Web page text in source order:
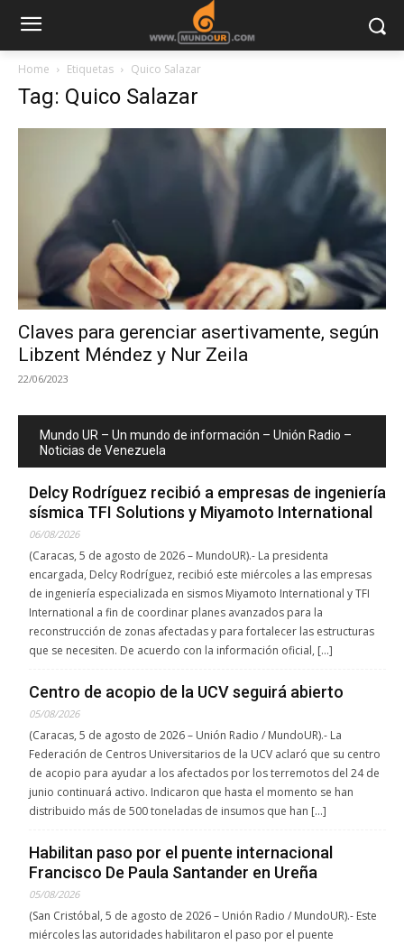
Home Etiquetas Quico Salazar
Tag: Quico Salazar
Claves para gerenciar asertivamente, según
Libzent Méndez y Nur Zeila
22/06/2023
Mundo UR – Un mundo de información – Unión Radio –
Noticias de Venezuela
Delcy Rodríguez recibió a empresas de ingeniería
sísmica TFI Solutions y Miyamoto International
06/08/2026
(Caracas, 5 de agosto de 2026 – MundoUR).- La presidenta
encargada, Delcy Rodríguez, recibió este miércoles a las empresas
de ingeniería especializada en sismos Miyamoto International y TFI
International a fin de coordinar planes avanzados para la
reconstrucción de zonas afectadas y para fortalecer las estructuras
que se necesiten. De acuerdo con la información oficial, […]
Centro de acopio de la UCV seguirá abierto
05/08/2026
(Caracas, 5 de agosto de 2026 – Unión Radio / MundoUR).- La
Federación de Centros Universitarios de la UCV aclaró que su centro
de acopio para ayudar a los afectados por los terremotos del 24 de
junio continuará activo. Indicaron que hasta el momento se han
distribuido más de 500 toneladas de insumos que han […]
Habilitan paso por el puente internacional
Francisco De Paula Santander en Ureña
05/08/2026
(San Cristóbal, 5 de agosto de 2026 – Unión Radio / MundoUR).- Este
miércoles las autoridades habilitaron el paso por el puente